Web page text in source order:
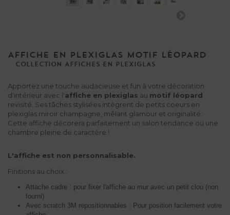
AFFICHE EN PLEXIGLAS MOTIF LÉOPARD
COLLECTION AFFICHES EN PLEXIGLAS
Apportez une touche audacieuse et fun à votre décoration
d'intérieur avec l'affiche en plexiglas au motif léopard
revisité. Ses tâches stylisées intègrent de petits coeurs en
plexiglas miroir champagne, mêlant glamour et originalité.
Cette affiche décorera parfaitement un salon tendance ou une
chambre pleine de caractère !
L'affiche est non personnalisable.
Finitions au choix :
Attache cadre : pour fixer l'affiche au mur avec un petit clou (non
fourni)
Avec scratch 3M repositionnables : Pour position facilement votre